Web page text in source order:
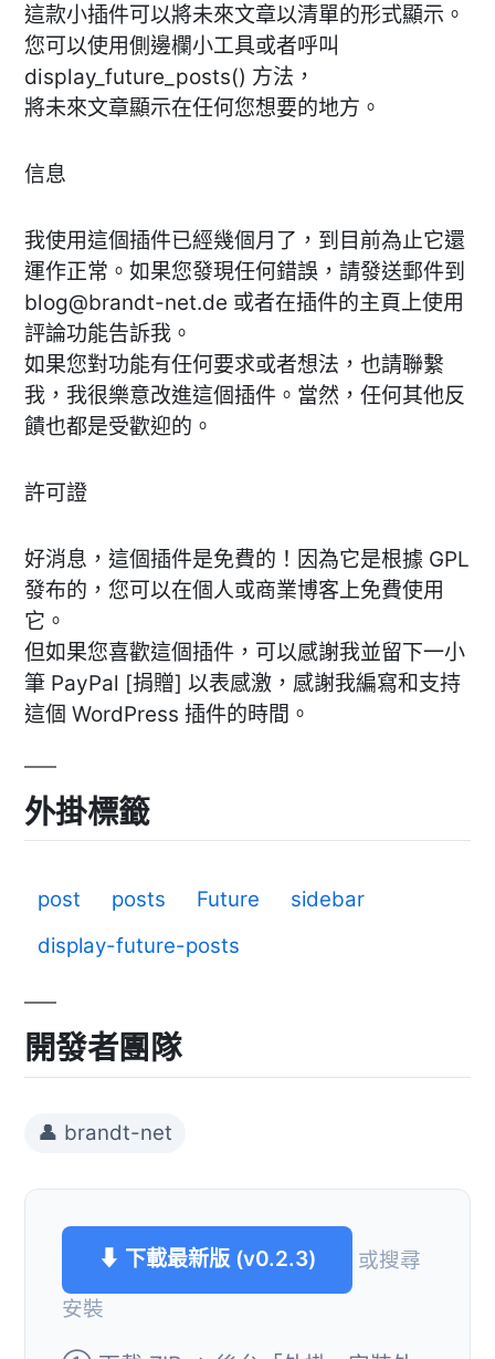
這款小插件可以將未來文章以清單的形式顯示。
您可以使用側邊欄小工具或者呼叫
display_future_posts() 方法，
將未來文章顯示在任何您想要的地方。
信息
我使用這個插件已經幾個月了，到目前為止它還
運作正常。如果您發現任何錯誤，請發送郵件到
blog@brandt-net.de 或者在插件的主頁上使用
評論功能告訴我。
如果您對功能有任何要求或者想法，也請聯繫
我，我很樂意改進這個插件。當然，任何其他反
饋也都是受歡迎的。
許可證
好消息，這個插件是免費的！因為它是根據 GPL
發布的，您可以在個人或商業博客上免費使用
它。
但如果您喜歡這個插件，可以感謝我並留下一小
筆 PayPal [捐贈] 以表感激，感謝我編寫和支持
這個 WordPress 插件的時間。
外掛標籤
post posts Future
sidebar
display-future-posts
開發者團隊
👤 brandt-net
⬇ 下載最新版 (v0.2.3)
或搜尋
安裝